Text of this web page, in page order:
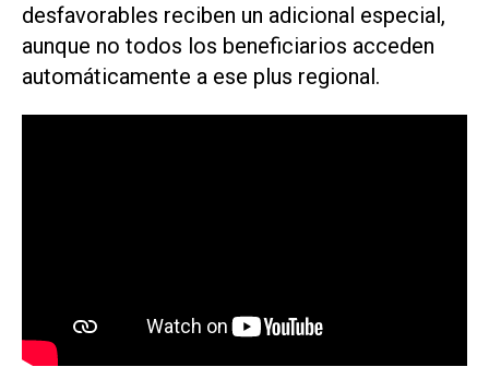
desfavorables reciben un adicional especial,
aunque no todos los beneficiarios acceden
automáticamente a ese plus regional.